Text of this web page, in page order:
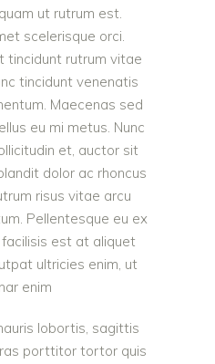
ut rutrum est.
scelerisque orci.
tincidunt rutrum vitae
tincidunt venenatis
Maecenas sed
eu mi metus. Nunc
et, auctor sit
dolor ac rhoncus
risus vitae arcu
Pellentesque eu ex
est at aliquet
ultricies enim, ut
enim
lobortis, sagittis
porttitor tortor quis